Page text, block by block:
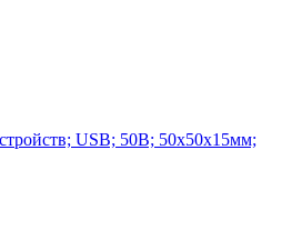
USB; 50В; 50x50x15мм;